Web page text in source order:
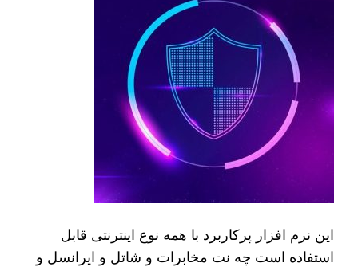
این نرم افزار پرکاربرد با همه نوع اینترنتی قابل
استفاده است چه نت مخابرات و شاتل و ایرانسل و